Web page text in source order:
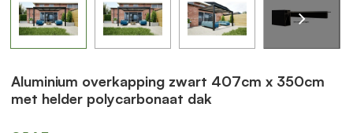
Aluminium overkapping zwart 407cm x 350cm
met helder polycarbonaat dak